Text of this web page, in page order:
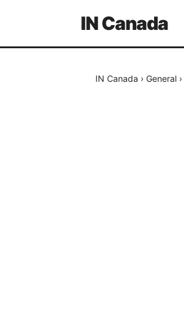
IN Canada
IN Canada › General ›